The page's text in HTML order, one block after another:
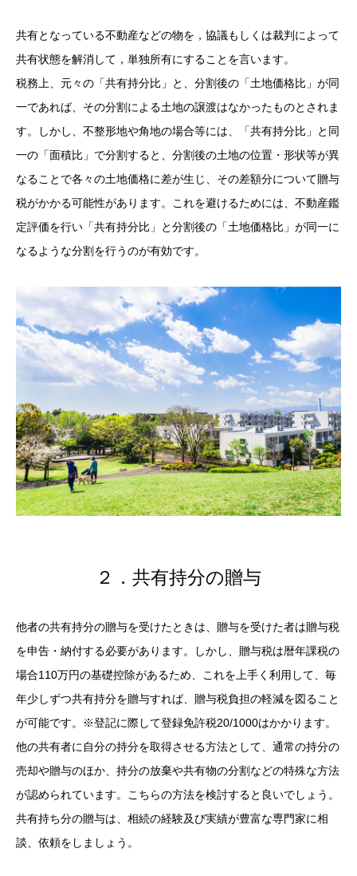
共有となっている不動産などの物を，協議もしくは裁判によって
共有状態を解消して，単独所有にすることを言います。
税務上、元々の「共有持分比」と、分割後の「土地価格比」が同
一であれば、その分割による土地の譲渡はなかったものとされま
す。しかし、不整形地や角地の場合等には、「共有持分比」と同
一の「面積比」で分割すると、分割後の土地の位置・形状等が異
なることで各々の土地価格に差が生じ、その差額分について贈与
税がかかる可能性があります。これを避けるためには、不動産鑑
定評価を行い「共有持分比」と分割後の「土地価格比」が同一に
なるような分割を行うのが有効です。
２．共有持分の贈与
他者の共有持分の贈与を受けたときは、贈与を受けた者は贈与税
を申告・納付する必要があります。しかし、贈与税は暦年課税の
場合110万円の基礎控除があるため、これを上手く利用して、毎
年少しずつ共有持分を贈与すれば、贈与税負担の軽減を図ること
が可能です。※登記に際して登録免許税20/1000はかかります。
他の共有者に自分の持分を取得させる方法として、通常の持分の
売却や贈与のほか、持分の放棄や共有物の分割などの特殊な方法
が認められています。こちらの方法を検討すると良いでしょう。
共有持ち分の贈与は、相続の経験及び実績が豊富な専門家に相
談、依頼をしましょう。